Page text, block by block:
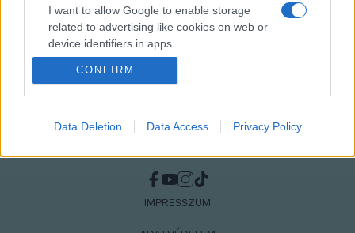
I want to allow Google to enable storage
related to advertising like cookies on web or
device identifiers in apps.
I want to allow my user data to be sent to
Google for online advertising purposes.
I want to allow Google to send me
I want to allow Google to enable storage
related to analytics like cookies on web or
device identifiers in apps.
CONFIRM
Data Deletion Data Access Privacy Policy
NÉPI
IMPRESSZUM